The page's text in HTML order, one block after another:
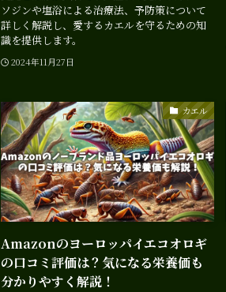
ソジンや塩浴による治療法、予防策について
詳しく解説し、愛するカエルを守るための知
識を提供します。
2024年11月27日
カエル
Amazonのヨーロッパイエコオロギ
の口コミ評価は？気になる栄養価も
分かりやすく解説！